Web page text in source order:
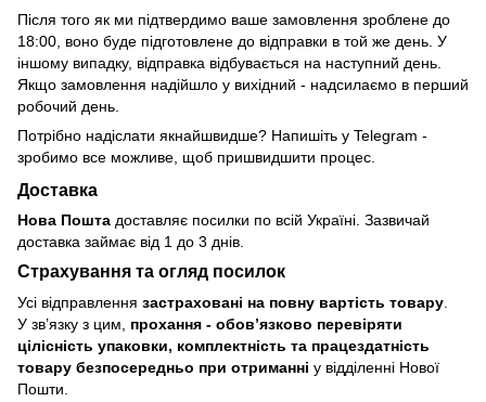
Після того як ми підтвердимо ваше замовлення зроблене до
18:00, воно буде підготовлене до відправки в той же день. У
іншому випадку, відправка відбувається на наступний день.
Якщо замовлення надійшло у вихідний - надсилаємо в перший
робочий день.
Потрібно надіслати якнайшвидше? Напишіть у Telegram -
зробимо все можливе, щоб пришвидшити процес.
Доставка
Нова Пошта доставляє посилки по всій Україні. Зазвичай
доставка займає від 1 до 3 днів.
Страхування та огляд посилок
Усі відправлення застраховані на повну вартість товару.
У зв’язку з цим, прохання - обовʼязково перевіряти
цілісність упаковки, комплектність та працездатність
товару безпосередньо при отриманні у відділенні Нової
Пошти.